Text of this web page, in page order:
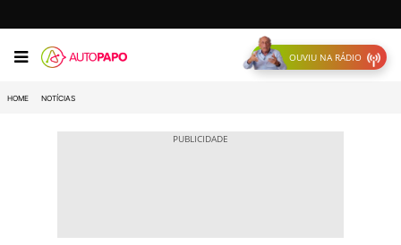
OUVIU NA RÁDIO
HOME NOTÍCIAS